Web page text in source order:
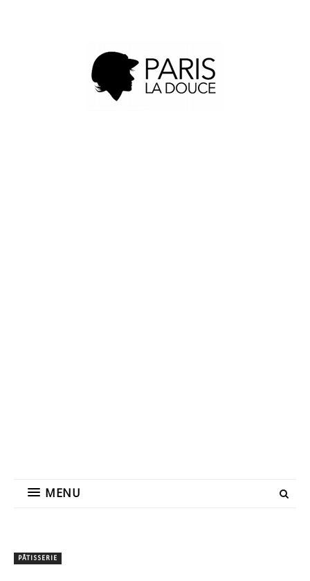
MENU
PÂTISSERIE